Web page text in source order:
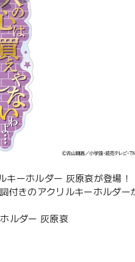
キーホルダー 灰原哀が登場！
付きのアクリルキーホルダー
ルダー 灰原哀